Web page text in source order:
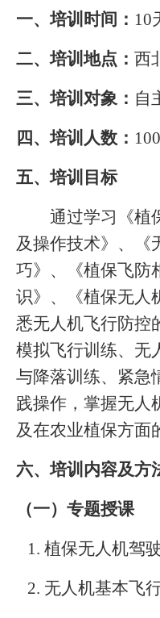
一、培训时间： 10
二、培训地点： 西
三、培训对象： 自
四、培训人数： 100
五、培训目标
通过学习《植
及操作技术》、《
巧》、《植保飞防
识》、《植保无人
悉无人机飞行防控
模拟飞行训练、无
与降落训练、紧急
践操作，掌握无人
及在农业植保方面
六、培训内容及方
（一）专题授课
1. 植保无人机驾
2. 无人机基本飞